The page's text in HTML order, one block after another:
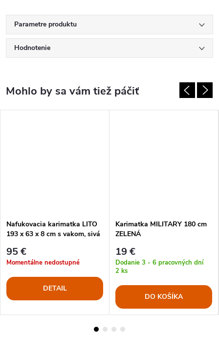
Parametre produktu
Hodnotenie
Nafukovacia karimatka LITO
193 x 63 x 8 cm s vakom, sivá
95 €
Momentálne nedostupné
DETAIL
Karimatka MILITARY 180 cm
ZELENÁ
19 €
Dodanie 3 - 6 pracovných dní
2 ks
DO KOŠÍKA